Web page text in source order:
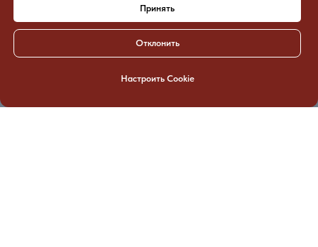
Принять
Отклонить
Настроить Cookie